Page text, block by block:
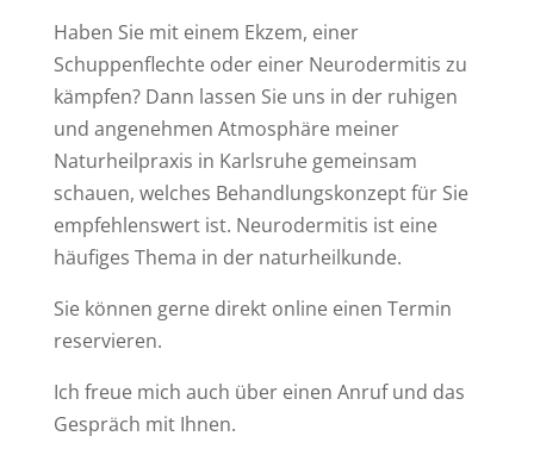
Haben Sie mit einem Ekzem, einer
Schuppenflechte oder einer Neurodermitis zu
kämpfen? Dann lassen Sie uns in der ruhigen
und angenehmen Atmosphäre meiner
Naturheilpraxis in Karlsruhe gemeinsam
schauen, welches Behandlungskonzept für Sie
empfehlenswert ist. Neurodermitis ist eine
häufiges Thema in der naturheilkunde.
Sie können gerne direkt online einen Termin
reservieren.
Ich freue mich auch über einen Anruf und das
Gespräch mit Ihnen.